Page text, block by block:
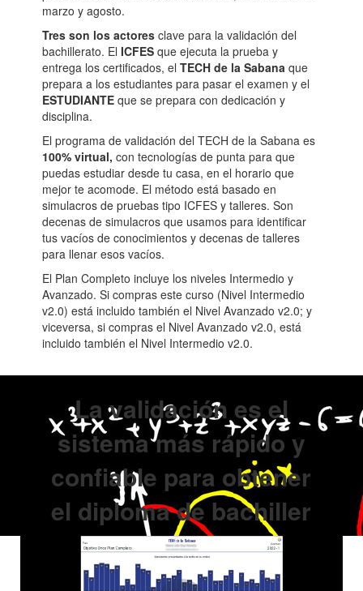
marzo y agosto.
Tres son los actores clave para la validación del
bachillerato. ElICFESque ejecuta la prueba y
entrega los certificados, elTECH de la Sabana que
prepara a los estudiantes para pasar el examen y el
ESTUDIANTEque se prepara con dedicación y
disciplina.
El programa de validación del TECH de la Sabana es
100% virtual, con tecnologías de punta para que
puedas estudiar desde tu casa, en el horario que
mejor te acomode. El método está basado en
simulacros de pruebas tipo ICFES y talleres. Son
decenas de simulacros que usamos para identificar
tus vacíos de conocimientos y decenas de talleres
para llenar esos vacíos.
El Plan Completo incluye los niveles Intermedio y
Avanzado. Si compras este curso (Nivel Intermedio
v2.0) está incluido también el Nivel Avanzado v2.0; y
viceversa, si compras el Nivel Avanzado v2.0, está
incluido también el Nivel Intermedio v2.0.
La validación es el
sistema más rápido y
confiable para obtener
el diploma de bachiller
Cómo preparamos a